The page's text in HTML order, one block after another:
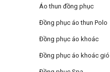
Áo thun đồng phục
Đồng phục áo thun Polo
Đồng phục áo khoác
Đồng phục áo khoác gió